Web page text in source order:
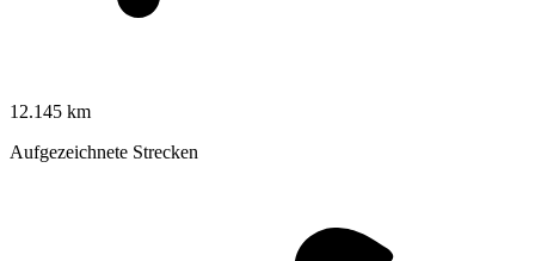
12.145 km
Aufgezeichnete Strecken